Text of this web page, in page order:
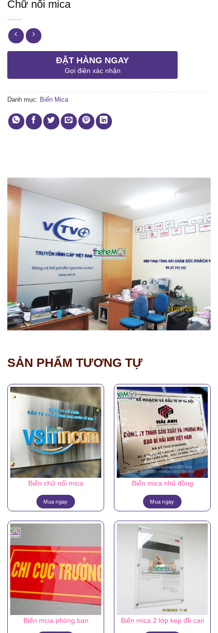
Chữ nổi mica
ĐẶT HÀNG NGAY
Gọi điện xác nhận
Danh mục: Biển Mica
SẢN PHẨM TƯƠNG TỰ
Biển chữ nổi mica
Mua ngay
Biển mica nhũ đồng
Mua ngay
Biển mcia phòng ban Biển mica 2 lớp kẹp đề can